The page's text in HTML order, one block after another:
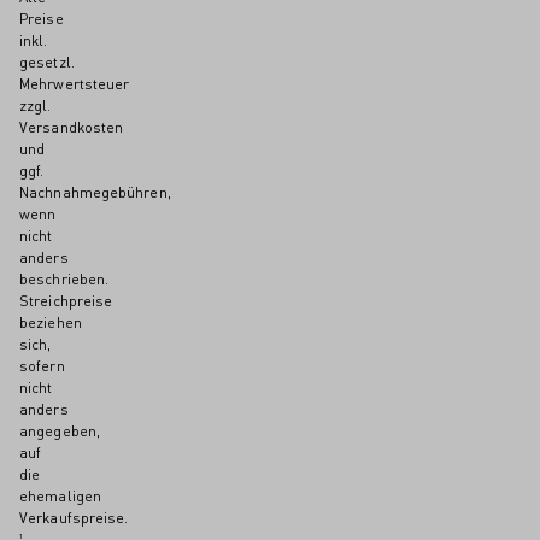
Preise
inkl.
gesetzl.
Mehrwertsteuer
zzgl.
Versandkosten
und
ggf.
Nachnahmegebühren,
wenn
nicht
anders
beschrieben.
Streichpreise
beziehen
sich,
sofern
nicht
anders
angegeben,
auf
die
ehemaligen
Verkaufspreise.